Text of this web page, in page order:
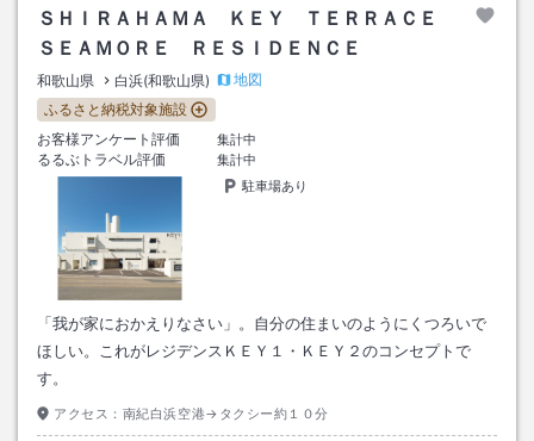
ＳＨＩＲＡＨＡＭＡ ＫＥＹ ＴＥＲＲＡＣＥ
ＳＥＡＭＯＲＥ ＲＥＳＩＤＥＮＣＥ
和歌山県 白浜(和歌山県)
地図
ふるさと納税対象施設
お客様アンケート評価
集計中
るるぶトラベル評価
集計中
駐車場あり
「我が家におかえりなさい」。自分の住まいのようにくつろいで
ほしい。これがレジデンスＫＥＹ１・ＫＥＹ２のコンセプトで
す。
アクセス： 南紀白浜空港→タクシー約１０分